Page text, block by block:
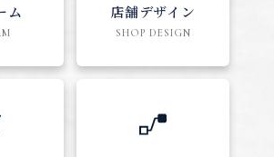
ム 店舗デザイン
SHOP DESIGN